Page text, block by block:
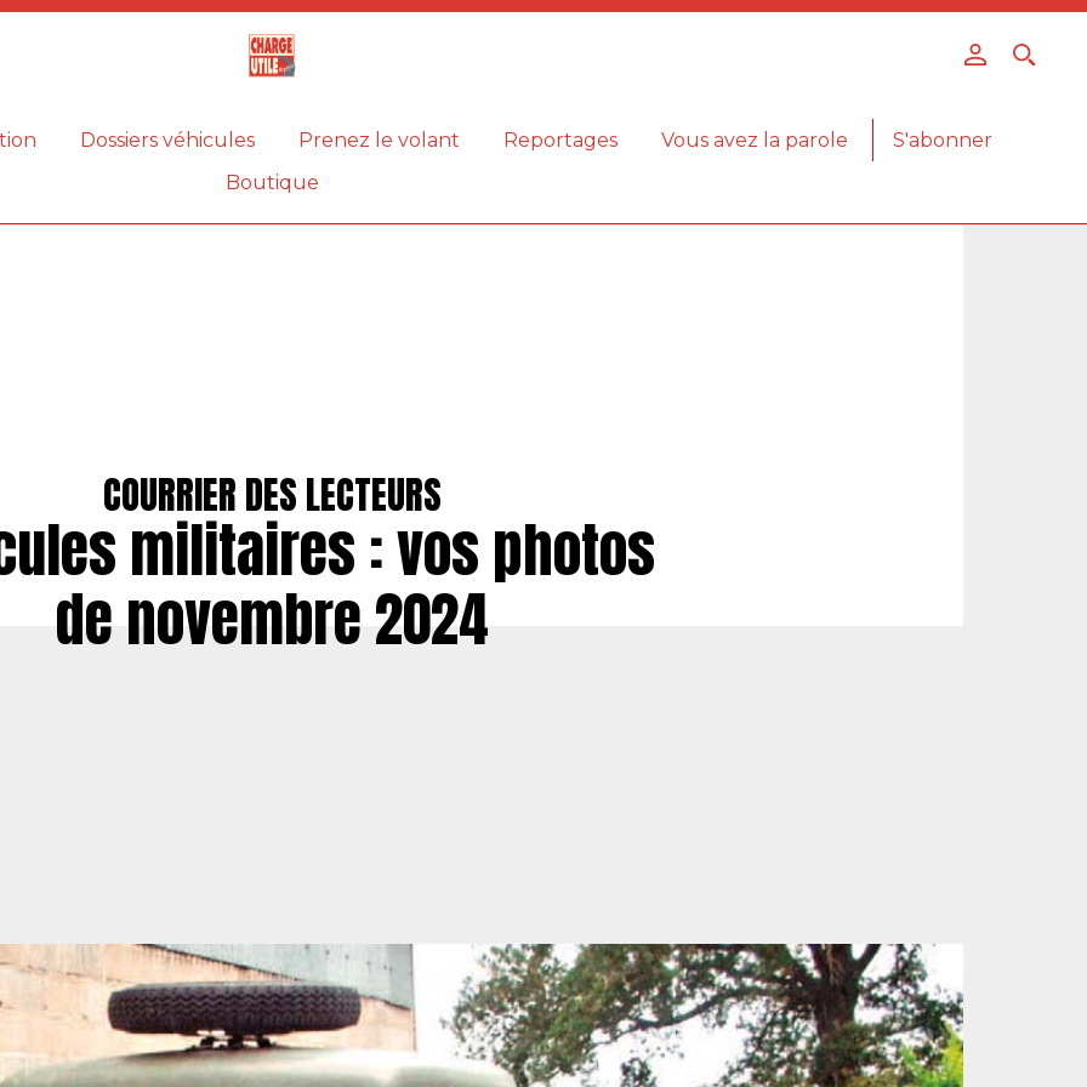
Dossiers véhicules Prenez le volant Reportages Vous avez la parole
S'abonner
Boutique
COURRIER DES LECTEURS
militaires : vos photos
de novembre 2024